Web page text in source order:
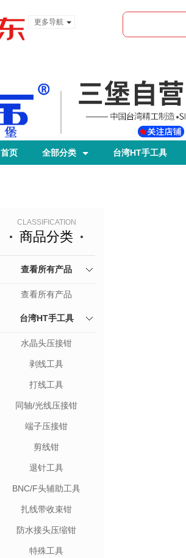
更多导航
首页 全部分类 台湾HT手工具
CLASSIFICATION
商品分类
查看所有产品
查看所有产品
台湾HT手工具
水晶头压接钳
剥线工具
打线工具
同轴/光线压接钳
端子压接钳
剪线钳
退针工具
BNC/F头辅助工具
扎线带收束钳
防水接头压缩钳
特殊工具